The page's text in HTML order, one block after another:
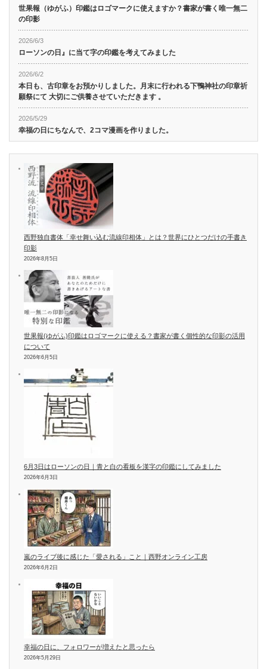
世果報（ゆがふ）印鑑はロゴマークに使えますか？書家が書く唯一無二
の印影
2026/6/3
ローソンの日』に当て字の印鑑を考えてみました
2026/6/2
本日も、古印章をお預かりしました。月末に行われる下鴨神社の印章祈
願祭にて 大切にご供養させていただきます 。
2026/5/29
幸福の日にちなんで、2コマ漫画を作りました。
西野独自書体「幸せ舞い込む流線印相体」とは？世界にひとつだけの手書き
印影
2026年8月5日
世果報(ゆがふ)印鑑はロゴマークに使える？書家が書く個性的な印影の活用
について
2026年6月5日
6月3日はローソンの日｜青と白の看板を漢字の印鑑にしてみました
2026年6月3日
嵐のライブ後に感じた「愛される」こと｜西野オンライン工房
2026年6月2日
幸福の日に、フォロワーが増えたと思ったら
2026年5月29日